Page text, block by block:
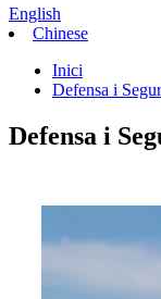
English
Chinese
Inici
Defensa i
Defensa i